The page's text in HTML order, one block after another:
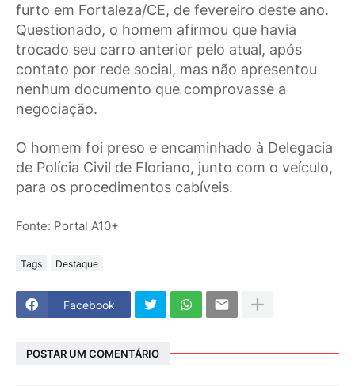
furto em Fortaleza/CE, de fevereiro deste ano.
Questionado, o homem afirmou que havia
trocado seu carro anterior pelo atual, após
contato por rede social, mas não apresentou
nenhum documento que comprovasse a
negociação.
O homem foi preso e encaminhado à Delegacia
de Polícia Civil de Floriano, junto com o veículo,
para os procedimentos cabíveis.
Fonte: Portal A10+
Tags Destaque
Facebook
POSTAR UM COMENTÁRIO